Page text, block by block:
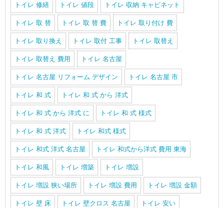
トイレ 修繕 トイレ 値段 トイレ 収納 キャビネット
トイレ 取 替 トイレ 取 替 費 トイレ 取り付け 費
トイレ 取り換え トイレ 取付 工事 トイレ 取替え
トイレ 取替え 費用 トイレ 名古屋
トイレ 名古屋 リフォーム デザイン トイレ 名古屋 市
トイレ 和 式 トイレ 和 式 から 洋式
トイレ 和 式 から 洋式 に トイレ 和 式 様式
トイレ 和 式 洋式 トイレ 和式 様式
トイレ 和式 洋式 名古屋 トイレ 和式から洋式 費用 東海
トイレ 和風 トイレ 増築 トイレ 増設
トイレ 増設 狭い場所 トイレ 増設 費用 トイレ 増設 金額
トイレ 壁 床 トイレ 壁クロス 名古屋 トイレ 安い